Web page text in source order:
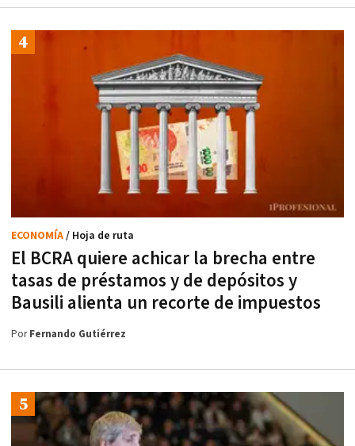
El BCRA quiere achicar la brecha entre
tasas de préstamos y de depósitos y
Bausili alienta un recorte de impuestos
ECONOMÍA/ Hoja de ruta
PorFernando Gutiérrez